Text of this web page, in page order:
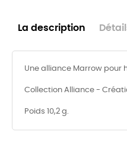
La description
Une alliance Marrow pour
Collection Alliance -
Poids 10,2 g.